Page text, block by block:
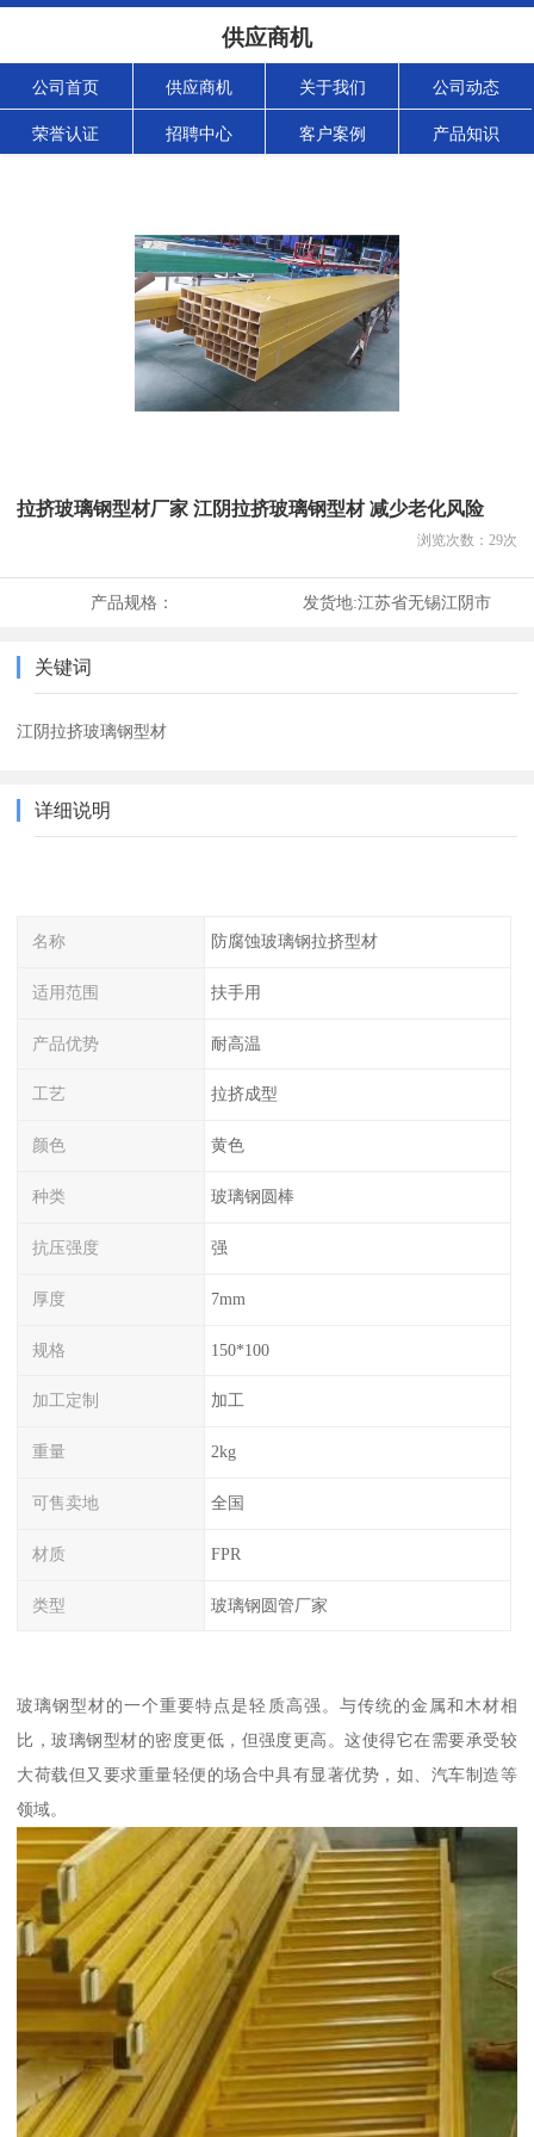
供应商机
公司首页 供应商机 关于我们 公司动态
荣誉认证 招聘中心 客户案例 产品知识
拉挤玻璃钢型材厂家 江阴拉挤玻璃钢型材 减少老化风险
浏览次数： 29次
产品规格： 发货地:江苏省无锡江阴市
关键词
江阴拉挤玻璃钢型材
详细说明
名称 防腐蚀玻璃钢拉挤型材
适用范围 扶手用
产品优势 耐高温
工艺 拉挤成型
颜色 黄色
种类 玻璃钢圆棒
抗压强度 强
厚度 7mm
规格 150*100
加工定制 加工
重量 2kg
可售卖地 全国
材质 FPR
类型 玻璃钢圆管厂家
玻璃钢型材的一个重要特点是轻质高强。与传统的金属和木材相
比，玻璃钢型材的密度更低，但强度更高。这使得它在需要承受较
大荷载但又要求重量轻便的场合中具有显著优势，如、汽车制造等
领域。